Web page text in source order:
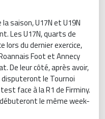
saison, U17N et U19N
Les U17N, quarts de
lors du dernier exercice,
Foot et Annecy
De leur côté, après avoir,
disputeront le Tournoi
face à la R1 de Firminy.
le même week-